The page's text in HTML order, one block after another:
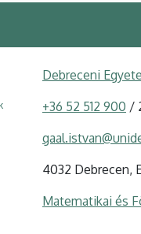
Debreceni
+36 52 512 900 /
4032 Debrecen,
Matematikai és